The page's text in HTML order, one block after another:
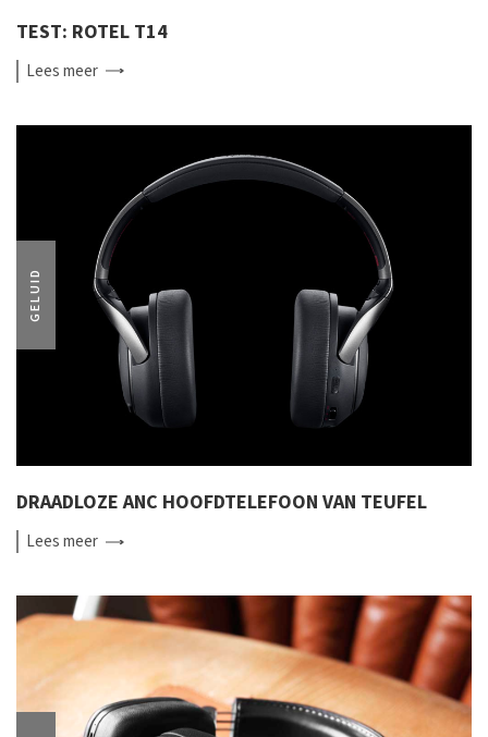
TEST: ROTEL T14
Leesmeer
GELUID
DRAADLOZE ANC HOOFDTELEFOON VAN TEUFEL
Leesmeer